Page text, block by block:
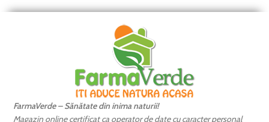
FarmaVerde – Sănătate din inima naturii!
Magazin online certificat ca operator de date cu caracter personal